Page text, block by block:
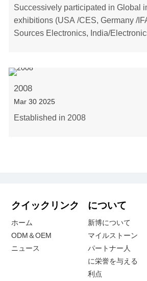
Successively participated in Global
exhibitions (USA /CES, Germany /
Sources Electronics, India/
2008
Mar 30 2025
Established in 2008
クイックリンク
ホーム
ODM＆OEM
ニュース
について
新博について
マイルストーン
パートナー人
に栄誉を与える
利点